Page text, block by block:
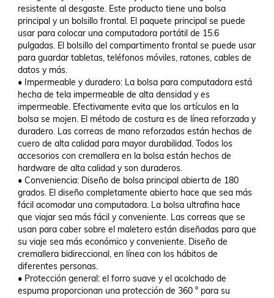
resistente al desgaste. Este producto tiene una bolsa
principal y un bolsillo frontal. El paquete principal se puede
usar para colocar una computadora portátil de 15.6
pulgadas. El bolsillo del compartimento frontal se puede usar
para guardar tabletas, teléfonos móviles, ratones, cables de
datos y más.
• Impermeable y duradero: La bolsa para computadora está
hecha de tela impermeable de alta densidad y es
impermeable. Efectivamente evita que los artículos en la
bolsa se mojen. El método de costura es de línea reforzada y
duradero. Las correas de mano reforzadas están hechas de
cuero de alta calidad para mayor durabilidad. Todos los
accesorios con cremallera en la bolsa están hechos de
hardware de alta calidad y son duraderos.
• Conveniencia: Diseño de bolsa principal abierta de 180
grados. El diseño completamente abierto hace que sea más
fácil acomodar una computadora. La bolsa ultrafina hace
que viajar sea más fácil y conveniente. Las correas que se
usan para caber sobre el maletero están diseñadas para que
su viaje sea más económico y conveniente. Diseño de
cremallera bidireccional, en línea con los hábitos de
diferentes personas.
• Protección general: el forro suave y el acolchado de
espuma proporcionan una protección de 360 ° para su